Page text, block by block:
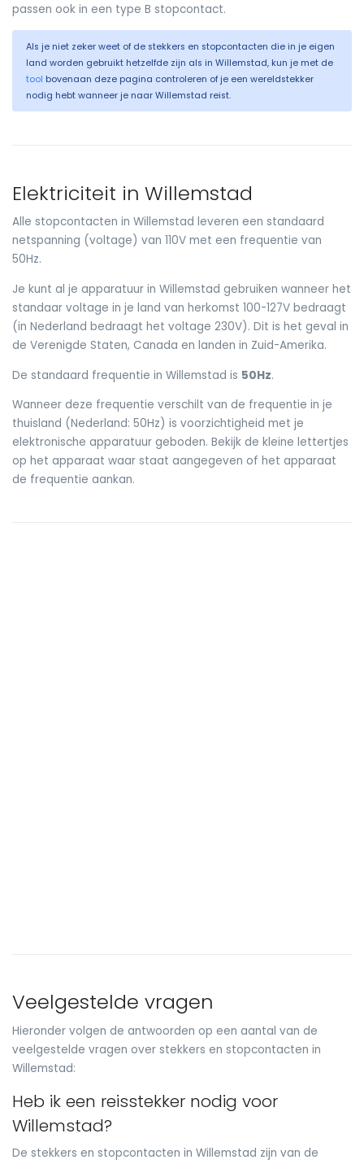
passen ook in een type B stopcontact.
Als je niet zeker weet of de stekkers en stopcontacten die in je eigen
land worden gebruikt hetzelfde zijn als in Willemstad, kun je met de
tool bovenaan deze pagina controleren of je een wereldstekker
nodig hebt wanneer je naar Willemstad reist.
Elektriciteit in Willemstad
Alle stopcontacten in Willemstad leveren een standaard
netspanning (voltage) van 110V met een frequentie van
50Hz.
Je kunt al je apparatuur in Willemstad gebruiken wanneer het
standaar voltage in je land van herkomst 100-127V bedraagt
(in Nederland bedraagt het voltage 230V). Dit is het geval in
de Verenigde Staten, Canada en landen in Zuid-Amerika.
De standaard frequentie in Willemstad is 50Hz.
Wanneer deze frequentie verschilt van de frequentie in je
thuisland (Nederland: 50Hz) is voorzichtigheid met je
elektronische apparatuur geboden. Bekijk de kleine lettertjes
op het apparaat waar staat aangegeven of het apparaat
de frequentie aankan.
Veelgestelde vragen
Hieronder volgen de antwoorden op een aantal van de
veelgestelde vragen over stekkers en stopcontacten in
Willemstad:
Heb ik een reisstekker nodig voor
Willemstad?
De stekkers en stopcontacten in Willemstad zijn van de